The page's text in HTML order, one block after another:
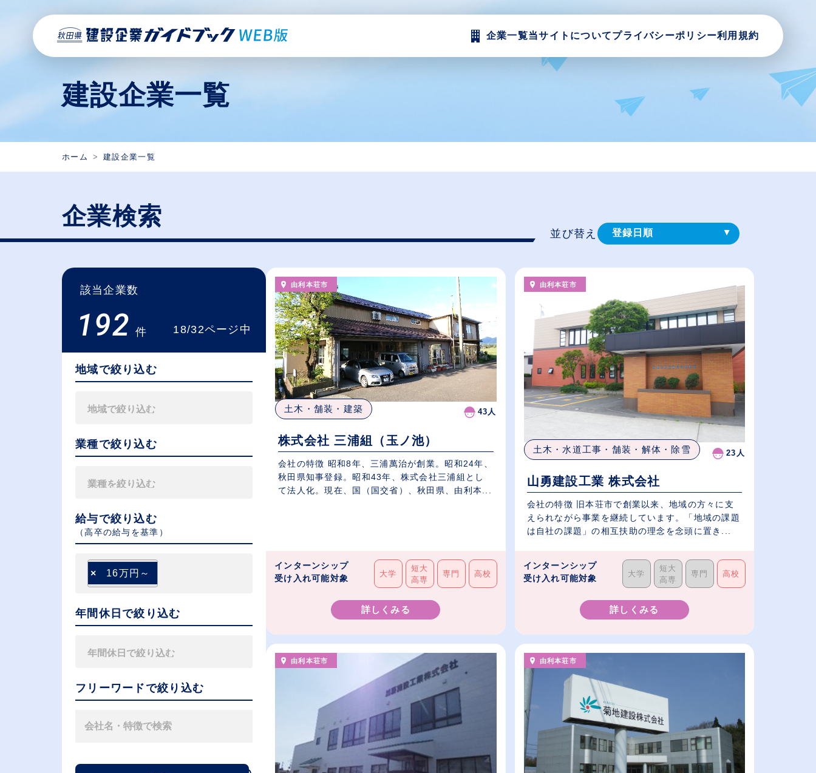
企業一覧当サイトについてプライバシーポリシー利用規約
建設企業一覧
ホーム 建設企業一覧
企業検索
該当企業数
192 件 18/32ページ中
地域で絞り込む
業種で絞り込む
給与で絞り込む
（⾼卒の給与を基準）
× 16万円～
年間休日で絞り込む
フリーワードで絞り込む
並び替え 登録⽇順
従業員が多い順
休日数が多い順
由利本荘市
土木・舗装・建築 43人
株式会社 三浦組（玉ノ池）
会社の特徴 昭和8年、三浦萬治が創業。昭和24年、
秋田県知事登録。昭和43年、株式会社三浦組とし
て法人化。現在、国（国交省）、秋田県、由利本...
インターンシップ
受け入れ可能対象
大学
短大
高専
専門 高校
詳しくみる
由利本荘市
土木・水道工事・舗装・解体・除雪 23人
山勇建設工業 株式会社
会社の特徴 旧本荘市で創業以来、地域の方々に支
えられながら事業を継続しています。「地域の課題
は自社の課題」の相互扶助の理念を念頭に置き...
インターンシップ
受け入れ可能対象
大学
短大
高専
専門 高校
詳しくみる
由利本荘市 由利本荘市